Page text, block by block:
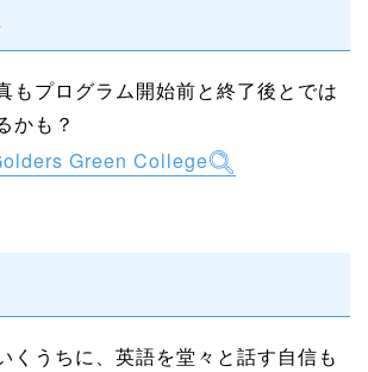
もプログラム開始前と終了後とでは
かも？
Green College
くうちに、英語を堂々と話す自信も